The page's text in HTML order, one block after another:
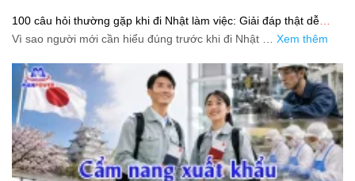
100 câu hỏi thường gặp khi đi Nhật làm việc: Giải đáp thật dễ
hiểu cho người mới bắt đầu
Vì sao người mới cần hiểu đúng trước khi đi Nhật … Xem thêm